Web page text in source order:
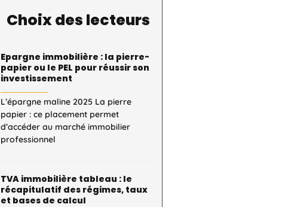
Choix des lecteurs
Epargne immobilière : la pierre-
papier ou le PEL pour réussir son
investissement
L’épargne maline 2025 La pierre
papier : ce placement permet
d’accéder au marché immobilier
professionnel
TVA immobilière tableau : le
récapitulatif des régimes, taux
et bases de calcul